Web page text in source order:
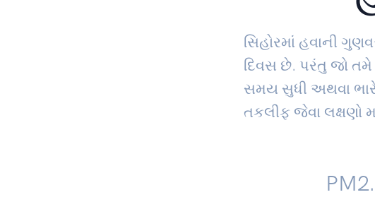
સિહોરમાં હવાની
દિવસ છે. પરંતુ જો તમે
સમય સુધી અથવા ભારે
તકલીફ જેવા લક્ષણો